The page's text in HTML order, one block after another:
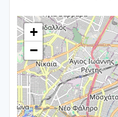
+
−